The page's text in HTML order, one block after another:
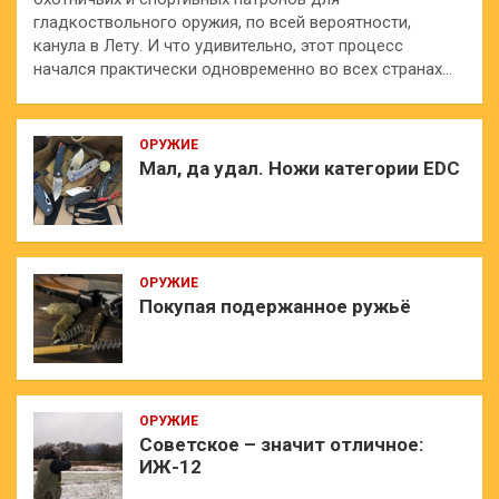
гладкоствольного оружия, по всей вероятности,
канула в Лету. И что удивительно, этот процесс
начался практически одновременно во всех странах…
ОРУЖИЕ
Мал, да удал. Ножи категории EDC
ОРУЖИЕ
Покупая подержанное ружьё
ОРУЖИЕ
Советское – значит отличное:
ИЖ-12